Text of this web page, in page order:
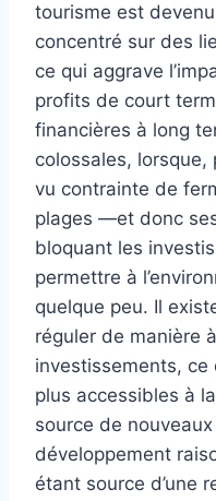
tourisme est
concentré sur des
ce qui aggrave
profits de court
financières à long
colossales, lorsque,
vu contrainte de
plages —et donc
bloquant les
permettre à
quelque peu. Il
réguler de manière
investissements,
plus accessibles à
source de
développement
étant source d’une